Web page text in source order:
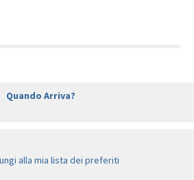
Quando Arriva?
alla mia lista dei preferiti